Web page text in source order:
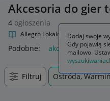
Akcesoria do gier
4 ogłoszenia
Allegro Lokalnie Kultura i
Podobne: akcesoria
Filtruj Ostróda,
Dodaj swoje
Gdy pojawią
mailowo.